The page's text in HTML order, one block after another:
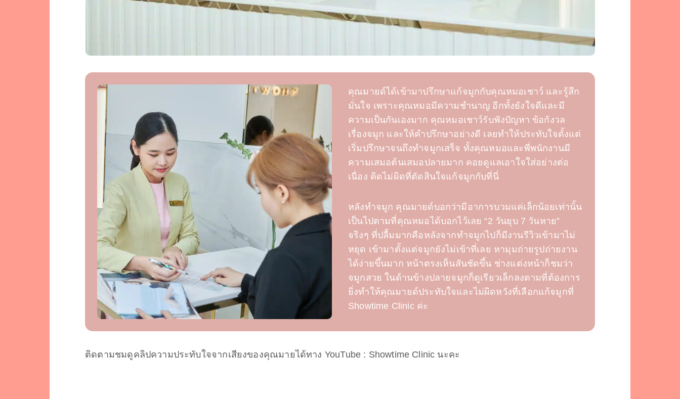
คุณมายด์ได้เข้ามาปรึกษาแก้จมูกกับคุณหมอเชาว์ และรู้สึก
มั่นใจ เพราะคุณหมอมีความชำนาญ อีกทั้งยังใจดีและมี
ความเป็นกันเองมาก คุณหมอเชาว์รับฟังปัญหา ข้อกังวล
เรื่องจมูก และให้คำปรึกษาอย่างดี เลยทำให้ประทับใจตั้งแต่
เริ่มปรึกษาจนถึงทำจมูกเสร็จ ทั้งคุณหมอและพี่พนักงานมี
ความเสมอต้นเสมอปลายมาก คอยดูแลเอาใจใส่อย่างต่อ
เนื่อง คิดไม่ผิดที่ตัดสินใจแก้จมูกกับที่นี่
หลังทำจมูก คุณมายด์บอกว่ามีอาการบวมแค่เล็กน้อยเท่านั้น
เป็นไปตามที่คุณหมอได้บอกไว้เลย “2 วันยุบ 7 วันหาย”
จริงๆ ที่ปลื้มมากคือหลังจากทำจมูกไปก็มีงานรีวิวเข้ามาไม่
หยุด เข้ามาตั้งแต่จมูกยังไม่เข้าที่เลย หามุมถ่ายรูปถ่ายงาน
ได้ง่ายขึ้นมาก หน้าตรงเห็นสันชัดขึ้น ช่างแต่งหน้าก็ชมว่า
จมูกสวย ในด้านข้างปลายจมูกก็ดูเรียวเล็กลงตามที่ต้องการ
ยิ่งทำให้คุณมายด์ประทับใจและไม่ผิดหวังที่เลือกแก้จมูกที่
Showtime Clinic ค่ะ
ติดตามชมดูคลิปความประทับใจจากเสียงของคุณมายได้ทาง YouTube : Showtime Clinic นะคะ